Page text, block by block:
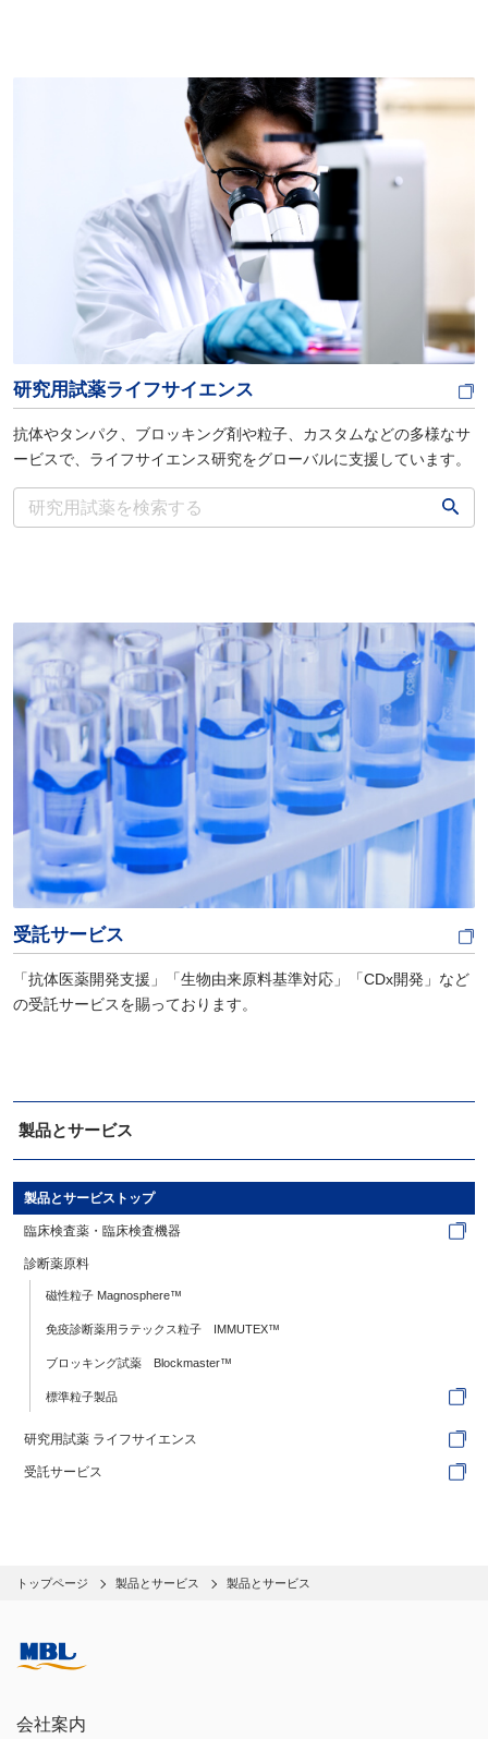
研究用試薬ライフサイエンス
抗体やタンパク、ブロッキング剤や粒子、カスタムなどの多様なサ
ービスで、ライフサイエンス研究をグローバルに支援しています。
受託サービス
「抗体医薬開発支援」「生物由来原料基準対応」「CDx開発」など
の受託サービスを賜っております。
製品とサービス
製品とサービストップ
臨床検査薬・臨床検査機器
診断薬原料
磁性粒子 Magnosphere™
免疫診断薬用ラテックス粒子 IMMUTEX™
ブロッキング試薬 Blockmaster™
標準粒子製品
研究用試薬 ライフサイエンス
受託サービス
トップページ 製品とサービス 製品とサービス
会社案内